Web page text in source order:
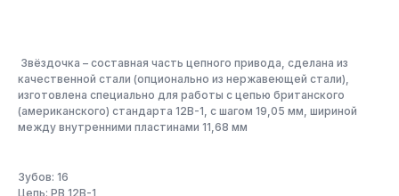
Звёздочка – составная часть цепного привода, сделана из
качественной стали (опционально из нержавеющей стали),
изготовлена специально для работы с цепью британского
(американского) стандарта 12B-1, с шагом 19,05 мм, шириной
между внутренними пластинами 11,68 мм
Зубов: 16
Цепь: PB 12B-1